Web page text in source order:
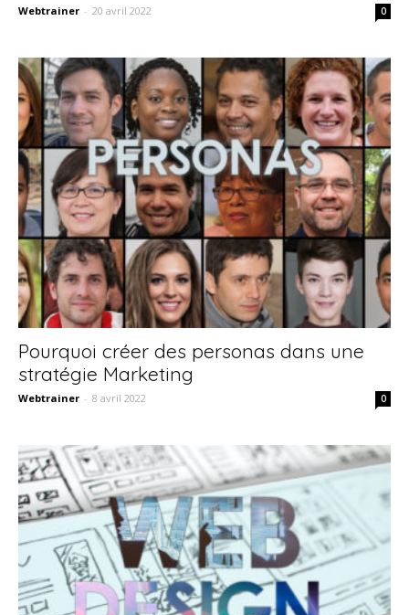
Webtrainer - 20 avril 2022 0
Pourquoi créer des personas dans une
stratégie Marketing
Webtrainer - 8 avril 2022 0